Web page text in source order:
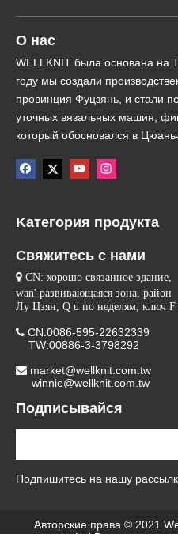
О нас
WELLKNIT была основана на
году мы создали
провинция Фуцзянь, и стали
уточных вязальных машин,
который обосновался в
Kатегория продукта
Свяжитесь с нами
 CN: хорошо связанное здание,
wan' развивающаяся зона, район
Лу Цзян, Q u по неделям, ключ F
 CN:0086-595-22632339
TW:00886-3-3798292
 market@wellknit.com.tw
winnie@wellknit.com.tw
Подписывайся
Подпишитесь на нашу
Авторские права © 2021